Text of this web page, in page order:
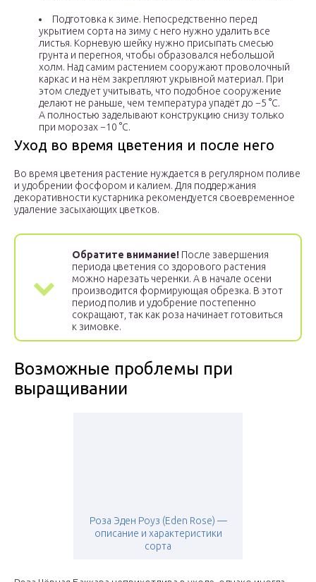
Подготовка к зиме. Непосредственно перед
укрытием сорта на зиму с него нужно удалить все
листья. Корневую шейку нужно присыпать смесью
грунта и перегноя, чтобы образовался небольшой
холм. Над самим растением сооружают проволочный
каркас и на нём закрепляют укрывной материал. При
этом следует учитывать, что подобное сооружение
делают не раньше, чем температура упадёт до −5 °С.
А полностью заделывают конструкцию снизу только
при морозах −10 °С.
Уход во время цветения и после него
Во время цветения растение нуждается в регулярном поливе
и удобрении фосфором и калием. Для поддержания
декоративности кустарника рекомендуется своевременное
удаление засыхающих цветков.
Обратите внимание! После завершения
периода цветения со здорового растения
можно нарезать черенки. А в начале осени
производится формирующая обрезка. В этот
период полив и удобрение постепенно
сокращают, так как роза начинает готовиться
к зимовке.
Возможные проблемы при
выращивании
Роза Эден Роуз (Eden Rose) —
описание и характеристики
сорта